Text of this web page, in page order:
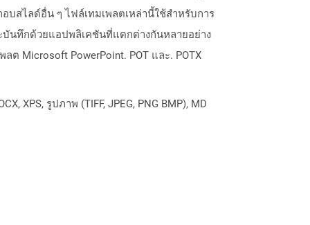
บสไลด์อื่น ๆ ไฟล์เทมเพลตเหล่านี้ใช้สำหรับการ
ะบันทึกด้วยแอปพลิเคชันที่แตกต่างกันหลายอย่าง
ต Microsoft PowerPoint. POT และ. POTX
รูปภาพ (TIFF, JPEG, PNG BMP), MD